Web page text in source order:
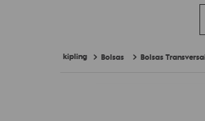
Bolsas Bolsas